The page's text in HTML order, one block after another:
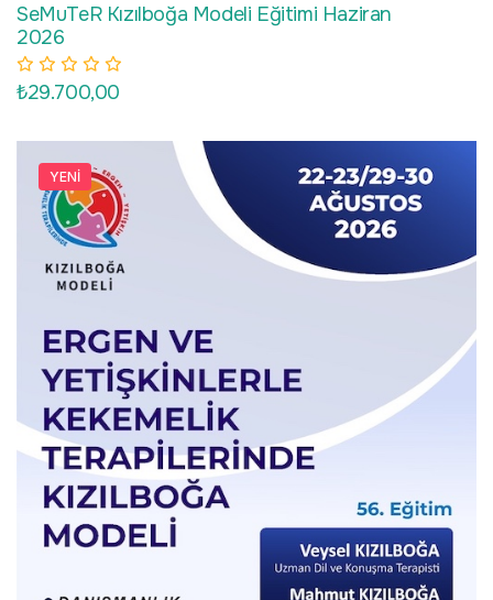
SeMuTeR Kızılboğa Modeli Eğitimi Haziran
2026
₺29.700,00
YENI